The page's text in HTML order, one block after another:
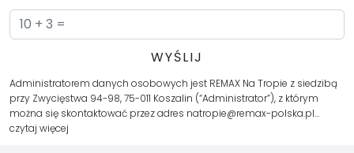
Administratorem danych osobowych jest REMAX Na Tropie z siedzibą
przy Zwycięstwa 94-98, 75-011 Koszalin (“Administrator”), z którym
można się skontaktować przez adres natropie@remax-polska.pl…
czytaj więcej